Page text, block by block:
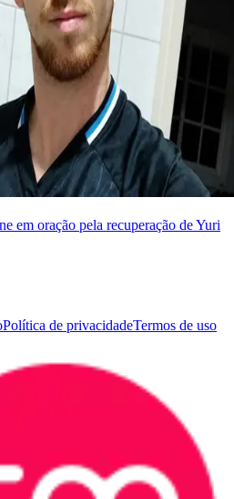
em oração pela recuperação de Yuri
Política de privacidadeTermos de uso